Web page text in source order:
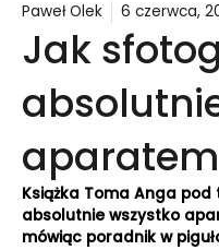
Paweł Olek 6 czerwca,
Jak
Książka Toma Anga
absolutnie wszystko
mówiąc poradnik w